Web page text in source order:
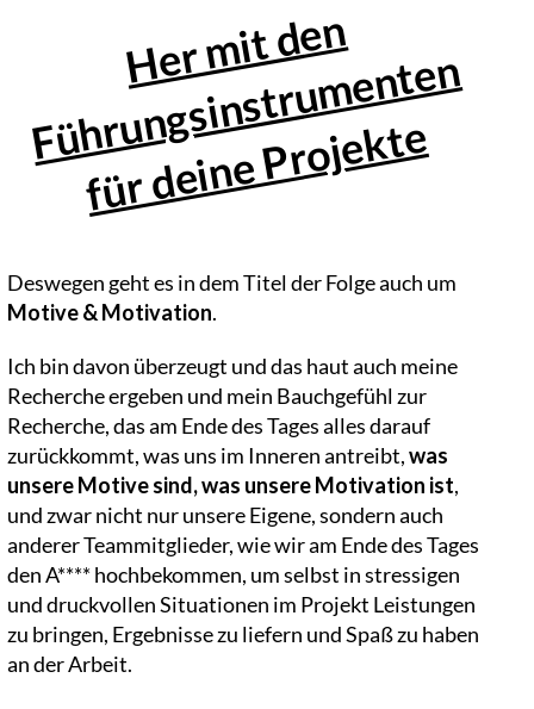
H
e
r
mi
t
d
e
n
F
ü
h
r
u
n
g
si
n
s
t
r
u
m
e
n
t
e
n
f
ü
r
d
ei
n
e
P
r
oj
e
k
t
e
Deswegen geht es in dem Titel der Folge auch um
Motive & Motivation.
Ich bin davon überzeugt und das haut auch meine
Recherche ergeben und mein Bauchgefühl zur
Recherche, das am Ende des Tages alles darauf
zurückkommt, was uns im Inneren antreibt,was
unsere Motive sind, was unsere Motivation ist,
und zwar nicht nur unsere Eigene, sondern auch
anderer Teammitglieder, wie wir am Ende des Tages
den A**** hochbekommen, um selbst in stressigen
und druckvollen Situationen im Projekt Leistungen
zu bringen, Ergebnisse zu liefern und Spaß zu haben
an der Arbeit.